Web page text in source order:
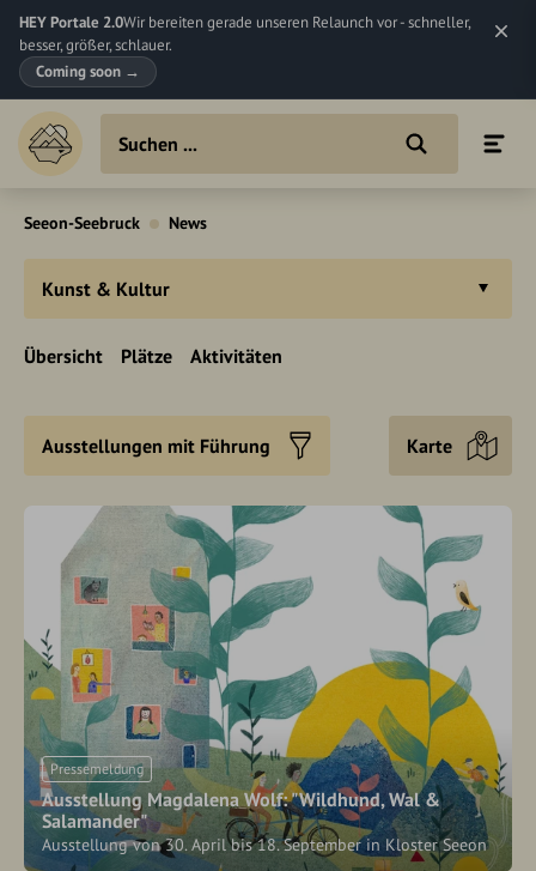
HEY Portale 2.0Wir bereiten gerade unseren Relaunch vor - schneller,
besser, größer, schlauer.
Coming soon →
Seeon-Seebruck News
Kunst & Kultur
Übersicht Plätze Aktivitäten
Ausstellungen mit Führung Karte
Pressemeldung
Ausstellung Magdalena Wolf: "Wildhund, Wal &
Salamander"
Ausstellung von 30. April bis 18. September in Kloster Seeon